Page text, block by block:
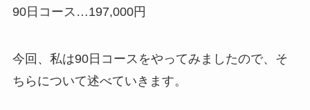
90日コース…197,000円
今回、私は90日コースをやってみましたので、そ
ちらについて述べていきます。